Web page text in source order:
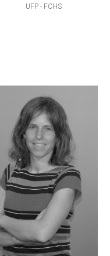
UFP - FCHS